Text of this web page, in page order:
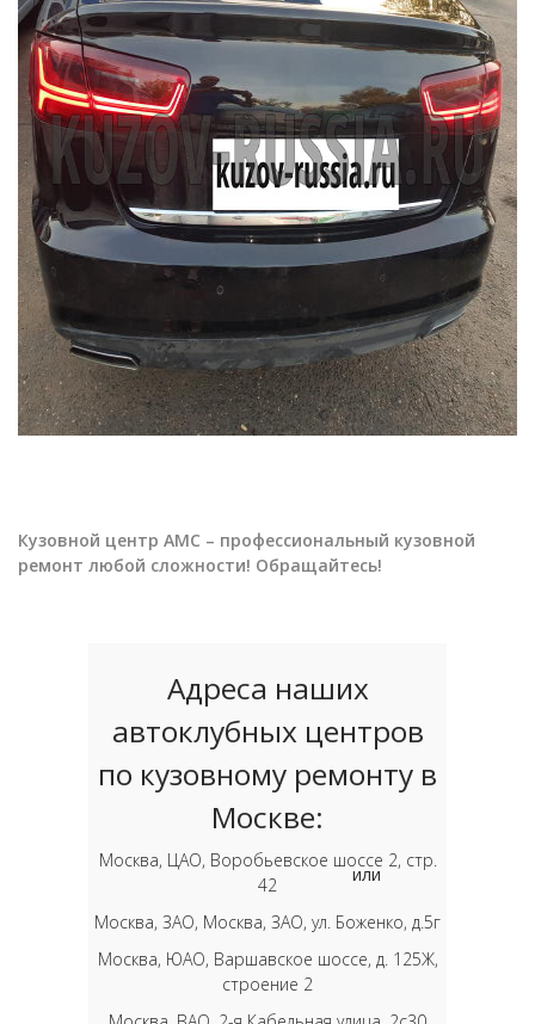
Кузовной центр АМС – профессиональный кузовной
ремонт любой сложности! Обращайтесь!
Адреса наших
автоклубных центров
по кузовному ремонту в
Москве:
Москва, ЦАО, Воробьевское шоссе 2, стр.
42
Москва, ЗАО, Москва, ЗАО, ул. Боженко, д.5г
Москва, ЮАО, Варшавское шоссе, д. 125Ж,
строение 2
или